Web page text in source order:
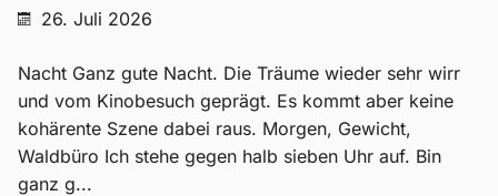
26. Juli 2026
Nacht Ganz gute Nacht. Die Träume wieder sehr wirr
und vom Kinobesuch geprägt. Es kommt aber keine
kohärente Szene dabei raus. Morgen, Gewicht,
Waldbüro Ich stehe gegen halb sieben Uhr auf. Bin
ganz g...